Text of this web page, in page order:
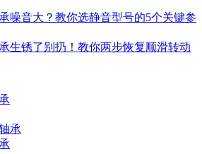
噪音大？教你选静音型号的5个关键参
生锈了别扔！教你两步恢复顺滑转动